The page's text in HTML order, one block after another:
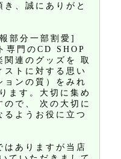
、誠にありがと
部分一部割愛]
専門のCD SHOP
関連のグッズを 取
ストに対する思い
ョンの質）をみれ
ます。大切に集め
ので、 次の大切に
るようお役に立つ
はありますが当店